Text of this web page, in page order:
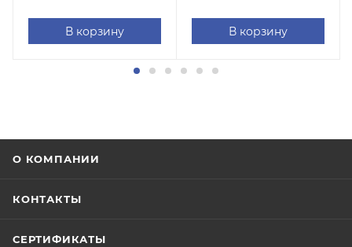
В корзину В корзину
О КОМПАНИИ
КОНТАКТЫ
СЕРТИФИКАТЫ